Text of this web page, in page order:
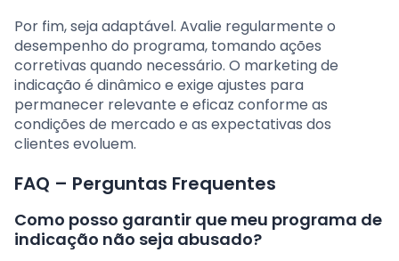
Por fim, seja adaptável. Avalie regularmente o
desempenho do programa, tomando ações
corretivas quando necessário. O marketing de
indicação é dinâmico e exige ajustes para
permanecer relevante e eficaz conforme as
condições de mercado e as expectativas dos
clientes evoluem.
FAQ – Perguntas Frequentes
Como posso garantir que meu programa de
indicação não seja abusado?